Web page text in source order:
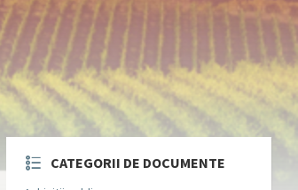
CATEGORII DE DOCUMENTE